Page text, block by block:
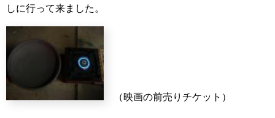
しに行って来ました。
（映画の前売りチケット）